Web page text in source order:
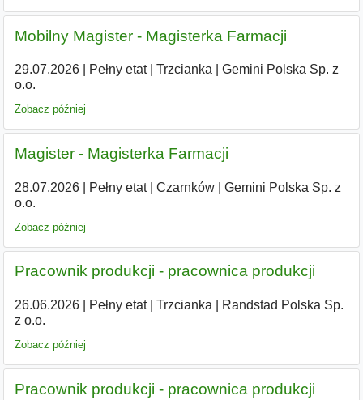
Mobilny Magister - Magisterka Farmacji
29.07.2026| Pełny etat| Trzcianka
Gemini Polska Sp. z
o.o.
Zobacz później
Magister - Magisterka Farmacji
28.07.2026| Pełny etat| Czarnków|
Gemini Polska Sp. z
o.o.
Zobacz później
Pracownik produkcji - pracownica produkcji
26.06.2026| Pełny etat| Trzcianka
Randstad Polska Sp.
z o.o.
Zobacz później
Pracownik produkcji - pracownica produkcji